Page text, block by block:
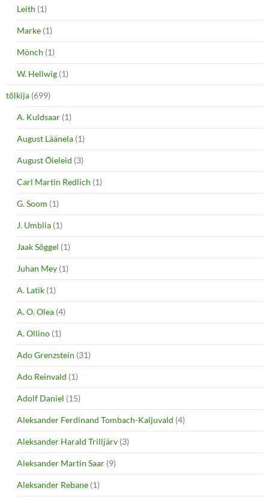
Leith (1)
Marke (1)
Mönch (1)
W. Hellwig (1)
tõlkija (699)
A. Kuldsaar (1)
August Läänela (1)
August Õieleid (3)
Carl Martin Redlich (1)
G. Soom (1)
J. Umblia (1)
Jaak Sõggel (1)
Juhan Mey (1)
A. Latik (1)
A. O. Olea (4)
A. Ollino (1)
Ado Grenzstein (31)
Ado Reinvald (1)
Adolf Daniel (15)
Aleksander Ferdinand Tombach-Kaljuvald (4)
Aleksander Harald Trilljärv (3)
Aleksander Martin Saar (9)
Aleksander Rebane (1)